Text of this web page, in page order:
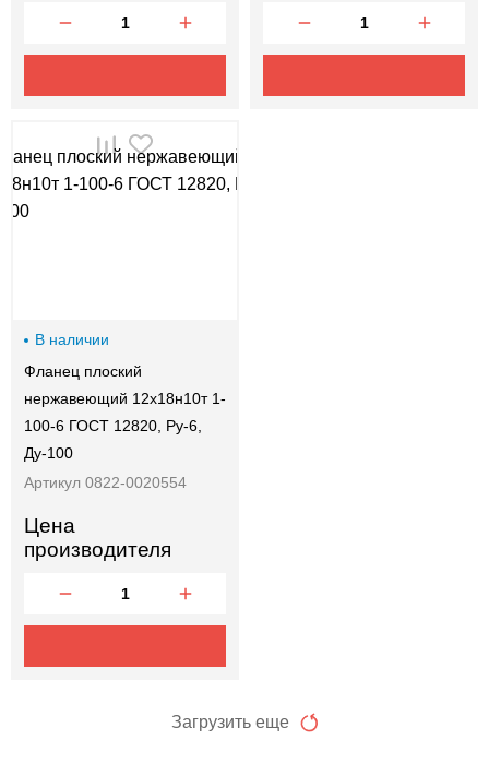
В наличии
Фланец плоский
нержавеющий 12х18н10т 1-
100-6 ГОСТ 12820, Ру-6,
Ду-100
Артикул 0822-0020554
Цена
производителя
Загрузить еще